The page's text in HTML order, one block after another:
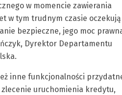
w momencie zawierania
w tym trudnym czasie oczekują
bezpieczne, jego moc
Dyrektor Departamentu
inne funkcjonalności
zlecenie uruchomienia kredytu,